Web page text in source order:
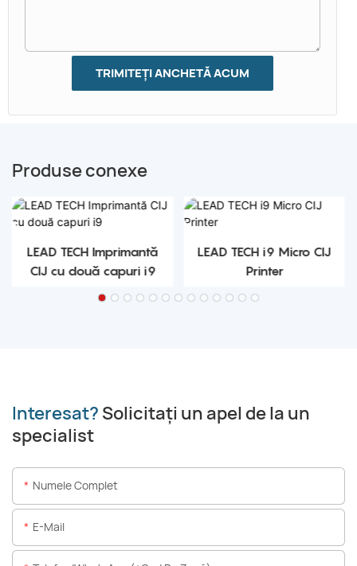
TRIMITEȚI ANCHETĂ ACUM
Produse conexe
LEAD TECH Imprimantă
CIJ cu două capuri i9
LEAD TECH i9 Micro CIJ
Printer
Interesat? Solicitați un apel de la un
specialist
Numele Complet
E-Mail